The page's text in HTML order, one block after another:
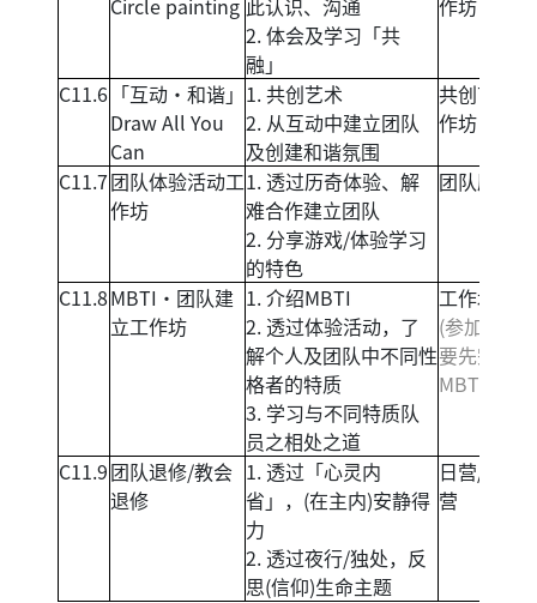
Circle painting 此认识、沟通
2. 体会及学习「共
融」
作坊
C11.6 「互动‧和谐」
Draw All You
Can
1. 共创艺术
2. 从互动中建立团队
及创建和谐氛围
共创艺术工
作坊
C11.7团队体验活动工
作坊
1. 透过历奇体验、解
难合作建立团队
2. 分享游戏/体验学习
的特色
团队历奇
C11.8MBTI‧团队建
立工作坊
1. 介绍MBTI
2. 透过体验活动，了
解个人及团队中不同性
格者的特质
3. 学习与不同特质队
员之相处之道
工作坊
(参加者需
要先完成
MBTI test)
C11.9团队退修/教会
退修
1. 透过「心灵内
省」，(在主内)安静得
力
2. 透过夜行/独处，反
思(信仰)生命主题
日营/黄昏
营